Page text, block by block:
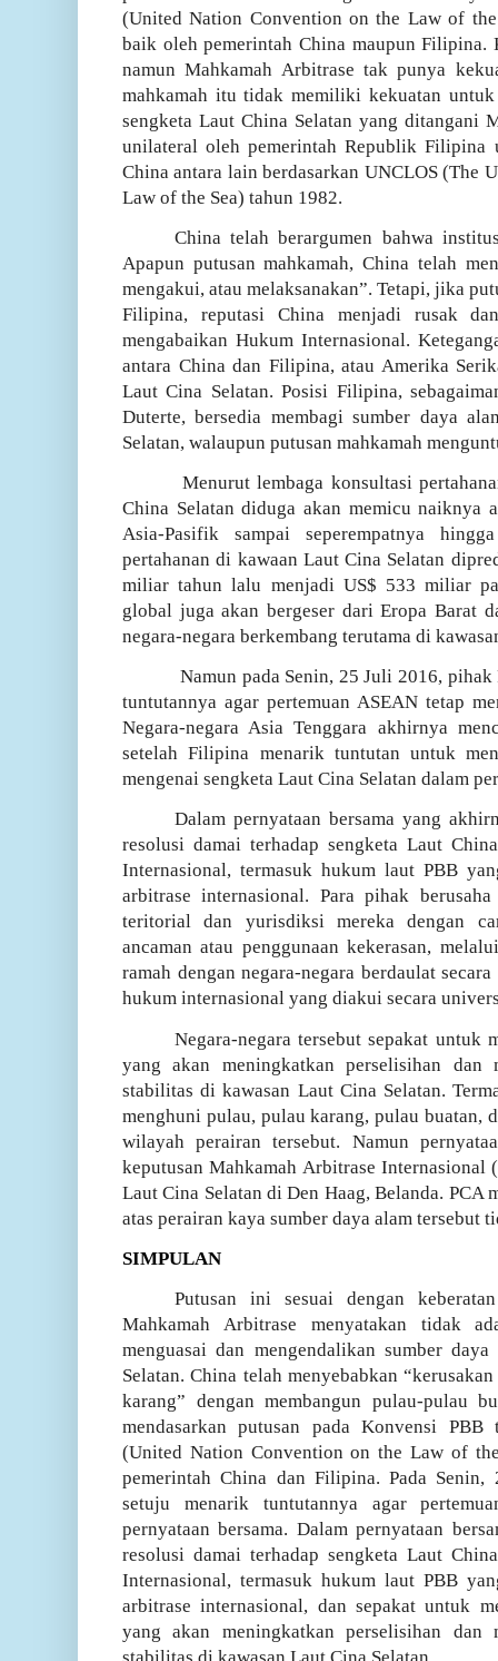
(United Nation Convention on the Law of
baik oleh pemerintah China maupun Filipina.
namun Mahkamah Arbitrase tak punya
mahkamah itu tidak memiliki kekuatan untuk
sengketa Laut China Selatan yang ditangani
unilateral oleh pemerintah Republik Filipina
China antara lain berdasarkan UNCLOS (The
Law of the Sea) tahun 1982.
China telah berargumen bahwa
Apapun putusan mahkamah, China telah
mengakui, atau melaksanakan”. Tetapi, jika
Filipina, reputasi China menjadi rusak
mengabaikan Hukum Internasional.
antara China dan Filipina, atau Amerika
Laut Cina Selatan. Posisi Filipina,
Duterte, bersedia membagi sumber daya
Selatan, walaupun putusan mahkamah
Menurut lembaga konsultasi
China Selatan diduga akan memicu naiknya
Asia-Pasifik sampai seperempatnya
pertahanan di kawaan Laut Cina Selatan
miliar tahun lalu menjadi US$ 533 miliar
global juga akan bergeser dari Eropa Barat
negara-negara berkembang terutama di
Namun pada Senin, 25 Juli 2016,
tuntutannya agar pertemuan ASEAN tetap
Negara-negara Asia Tenggara akhirnya
setelah Filipina menarik tuntutan untuk
mengenai sengketa Laut Cina Selatan dalam
Dalam pernyataan bersama yang
resolusi damai terhadap sengketa Laut
Internasional, termasuk hukum laut PBB
arbitrase internasional. Para pihak
teritorial dan yurisdiksi mereka dengan
ancaman atau penggunaan kekerasan,
ramah dengan negara-negara berdaulat
hukum internasional yang diakui secara
Negara-negara tersebut sepakat
yang akan meningkatkan perselisihan dan
stabilitas di kawasan Laut Cina Selatan.
menghuni pulau, pulau karang, pulau buatan,
wilayah perairan tersebut. Namun
keputusan Mahkamah Arbitrase Internasional
Laut Cina Selatan di Den Haag, Belanda. PCA
atas perairan kaya sumber daya alam tersebut
SIMPULAN
Putusan ini sesuai dengan
Mahkamah Arbitrase menyatakan tidak
menguasai dan mengendalikan sumber
Selatan. China telah menyebabkan
karang” dengan membangun pulau-pulau
mendasarkan putusan pada Konvensi
(United Nation Convention on the Law of
pemerintah China dan Filipina. Pada
setuju menarik tuntutannya agar
pernyataan bersama. Dalam pernyataan
resolusi damai terhadap sengketa Laut
Internasional, termasuk hukum laut PBB
arbitrase internasional, dan sepakat untuk
yang akan meningkatkan perselisihan dan